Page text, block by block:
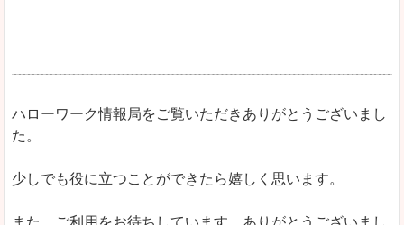
ハローワーク情報局をご覧いただきありがとうございまし
た。
少しでも役に立つことができたら嬉しく思います。